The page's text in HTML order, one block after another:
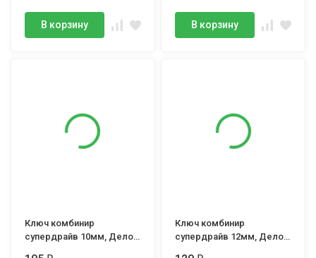
В корзину В корзину
Ключ комбинир
супердрайв 10мм, Дело
Ключ комбинир
супердрайв 12мм, Дело